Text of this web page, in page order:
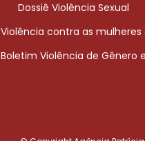
Dossiê Violência Sexual
Violência contra as mulheres
Boletim Violência de Gênero